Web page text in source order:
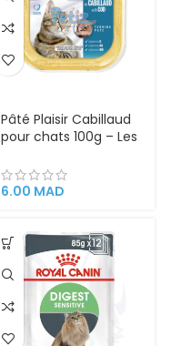
Pâté Plaisir Cabillaud
pour chats 100g – Les
6.00 MAD